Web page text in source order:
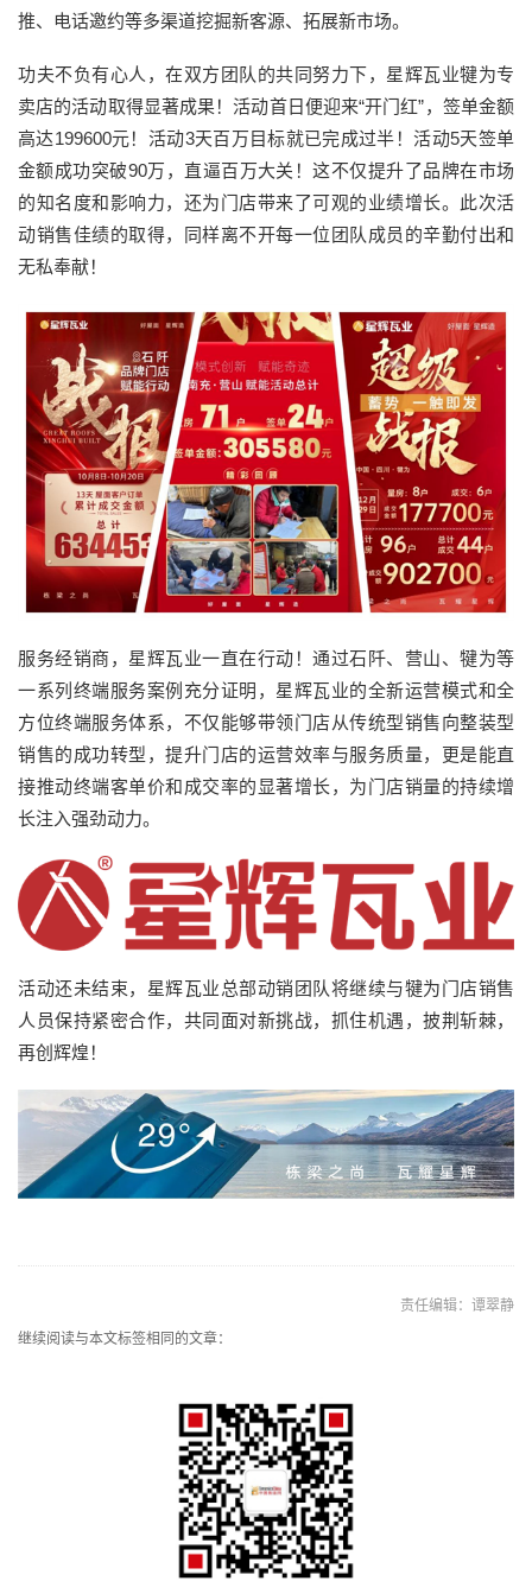
推、电话邀约等多渠道挖掘新客源、拓展新市场。
功夫不负有心人，在双方团队的共同努力下，星辉瓦业犍为专
卖店的活动取得显著成果！活动首日便迎来“开门红”，签单金额
高达199600元！活动3天百万目标就已完成过半！活动5天签单
金额成功突破90万，直逼百万大关！这不仅提升了品牌在市场
的知名度和影响力，还为门店带来了可观的业绩增长。此次活
动销售佳绩的取得，同样离不开每一位团队成员的辛勤付出和
无私奉献！
服务经销商，星辉瓦业一直在行动！通过石阡、营山、犍为等
一系列终端服务案例充分证明，星辉瓦业的全新运营模式和全
方位终端服务体系，不仅能够带领门店从传统型销售向整装型
销售的成功转型，提升门店的运营效率与服务质量，更是能直
接推动终端客单价和成交率的显著增长，为门店销量的持续增
长注入强劲动力。
活动还未结束，星辉瓦业总部动销团队将继续与犍为门店销售
人员保持紧密合作，共同面对新挑战，抓住机遇，披荆斩棘，
再创辉煌！
责任编辑：谭翠静
继续阅读与本文标签相同的文章：